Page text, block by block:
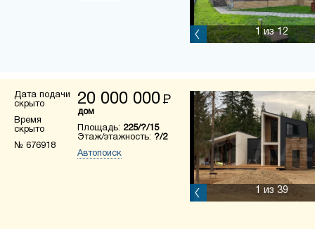
1 из 12
Дата подачи
скрыто
Время
скрыто
№ 676918
20 000 000 Р
дом
Площадь: 225/?/15
Этаж/этажность: ?/2
Автопоиск
1 из 39